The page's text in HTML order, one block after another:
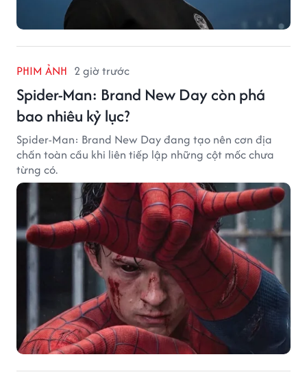
PHIM ẢNH 2 giờ trước
Spider-Man: Brand New Day còn phá
bao nhiêu kỷ lục?
Spider-Man: Brand New Day đang tạo nên cơn địa
chấn toàn cầu khi liên tiếp lập những cột mốc chưa
từng có.